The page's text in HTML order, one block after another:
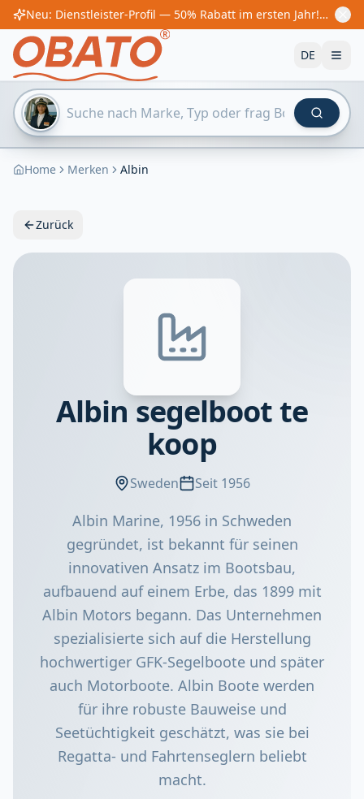
Neu: Dienstleister-Profil — 50% Rabatt im ersten Jahr! Ab €60/Jahr
DE
Home Merken Albin
Zurück
Albin segelboot te
koop
Sweden Seit 1956
Albin Marine, 1956 in Schweden
gegründet, ist bekannt für seinen
innovativen Ansatz im Bootsbau,
aufbauend auf einem Erbe, das 1899 mit
Albin Motors begann. Das Unternehmen
spezialisierte sich auf die Herstellung
hochwertiger GFK-Segelboote und später
auch Motorboote. Albin Boote werden
für ihre robuste Bauweise und
Seetüchtigkeit geschätzt, was sie bei
Regatta- und Fahrtenseglern beliebt
macht.